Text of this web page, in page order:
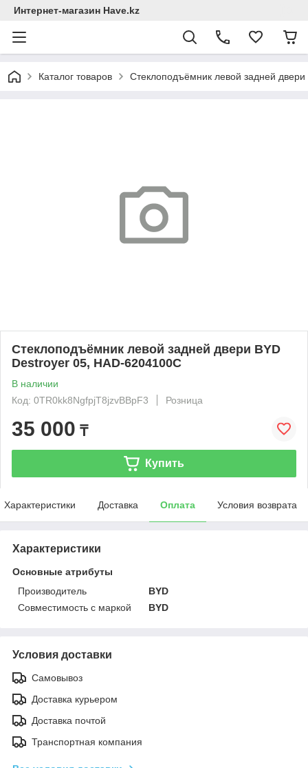
Интернет-магазин Have.kz
Каталог товаров Стеклоподъёмник левой задней
Стеклоподъёмник левой задней двери BYD
Destroyer 05, HAD-6204100C
В наличии
Код: 0TR0kk8NgfpjT8jzvBBpF3
Розница
35 000 ₸
Купить
Характеристики Доставка Оплата Условия возврата
Характеристики
Основные атрибуты
Производитель
BYD
Совместимость с маркой
BYD
Условия доставки
Самовывоз
Доставка курьером
Доставка почтой
Транспортная компания